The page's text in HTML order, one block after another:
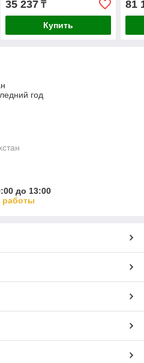
35 237₸
Купить
81
год
до 13:00
работы